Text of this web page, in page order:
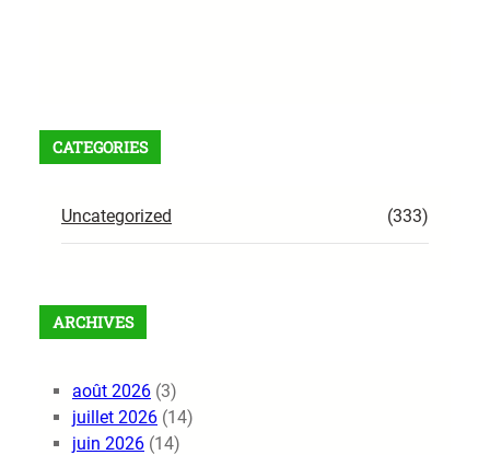
CATEGORIES
Uncategorized (333)
ARCHIVES
août 2026 (3)
juillet 2026 (14)
juin 2026 (14)